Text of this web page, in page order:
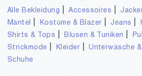
Alle Bekleidung |Accessoires
Mäntel Kostüme & Blazer Jeans
Shirts & Tops Blusen & Tuniken
Strickmode
Kleider |Unterwäsche
Schuhe